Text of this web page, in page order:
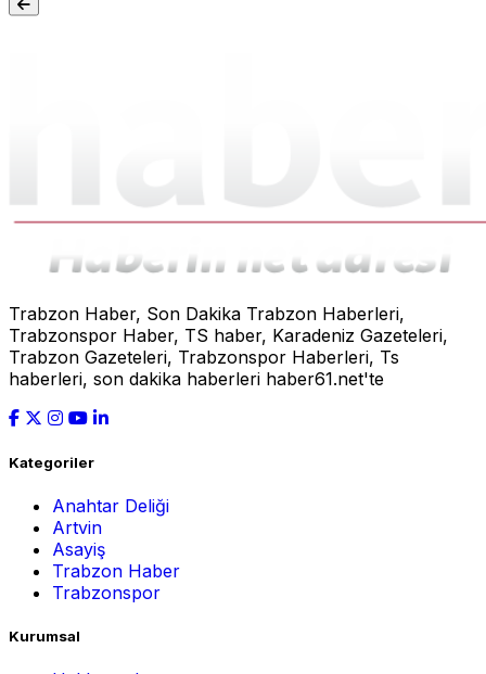
Trabzon Haber, Son Dakika Trabzon Haberleri,
Trabzonspor Haber, TS haber, Karadeniz Gazeteleri,
Trabzon Gazeteleri, Trabzonspor Haberleri, Ts
haberleri, son dakika haberleri haber61.net'te
Kategoriler
Anahtar Deliği
Artvin
Asayiş
Trabzon Haber
Trabzonspor
Kurumsal